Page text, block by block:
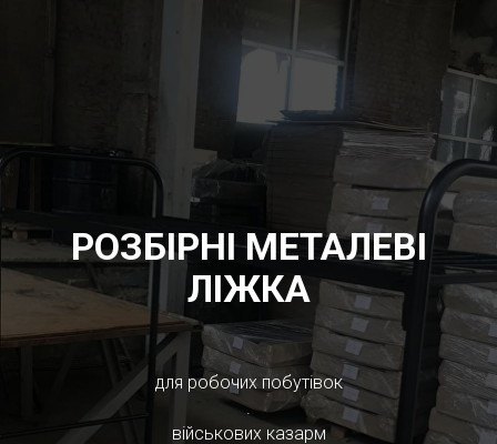
РОЗБІРНІ МЕТАЛЕВІ
ЛІЖКА
для робочих побутівок
.
військових казарм